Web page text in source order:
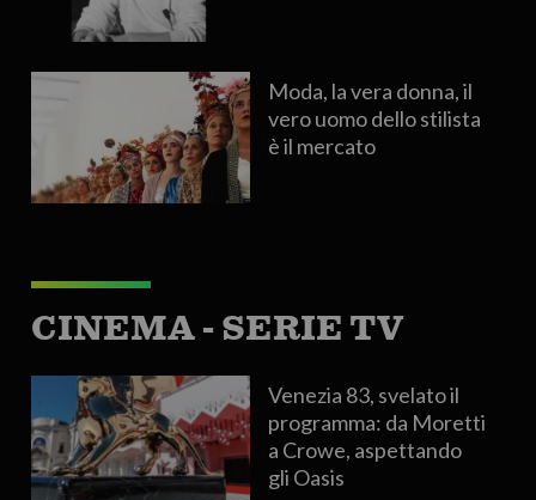
Moda, la vera donna, il
vero uomo dello stilista
è il mercato
CINEMA - SERIE TV
Venezia 83, svelato il
programma: da Moretti
a Crowe, aspettando
gli Oasis